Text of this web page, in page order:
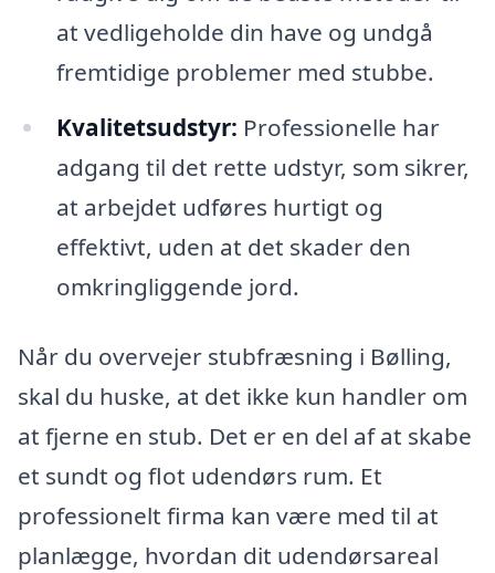
at vedligeholde din have og undgå
fremtidige problemer med stubbe.
Kvalitetsudstyr: Professionelle har
adgang til det rette udstyr, som sikrer,
at arbejdet udføres hurtigt og
effektivt, uden at det skader den
omkringliggende jord.
Når du overvejer stubfræsning i Bølling,
skal du huske, at det ikke kun handler om
at fjerne en stub. Det er en del af at skabe
et sundt og flot udendørs rum. Et
professionelt firma kan være med til at
planlægge, hvordan dit udendørsareal